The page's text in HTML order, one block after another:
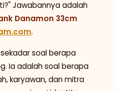
Jawabannya adalah
Danamon 33cm
.
soal berapa
Ia adalah soal berapa
karyawan, dan mitra